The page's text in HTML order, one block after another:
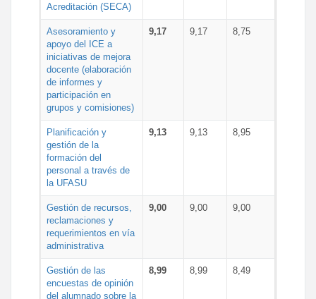
Acreditación (SECA)
Asesoramiento y
apoyo del ICE a
iniciativas de mejora
docente (elaboración
de informes y
participación en
grupos y comisiones)
9,17 9,17 8,75
Planificación y
gestión de la
formación del
personal a través de
la UFASU
9,13 9,13 8,95
Gestión de recursos,
reclamaciones y
requerimientos en vía
administrativa
9,00 9,00 9,00
Gestión de las
encuestas de opinión
del alumnado sobre la
8,99 8,99 8,49